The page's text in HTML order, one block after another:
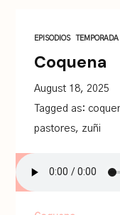
EPISODIOS TEMPORADA
Coquena
August 18, 2025
Tagged as:
pastores, zuñi